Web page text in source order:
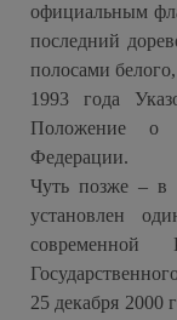
официальным
последний
полосами
1993 года
Положение о
Федерации.
Чуть позже – в
установлен
25 декабря